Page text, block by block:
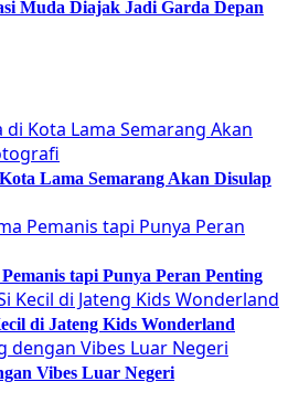
Muda Diajak Jadi Garda Depan
Lama Semarang Akan Disulap
tapi Punya Peran Penting
di Jateng Kids Wonderland
Vibes Luar Negeri